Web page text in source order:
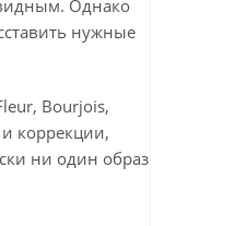
Однако
нужные
Bourjois,
коррекции,
ни один образ